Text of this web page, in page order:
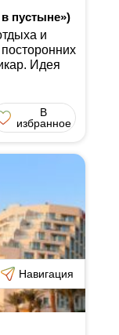
пустыне»)
и
Идея
В
избранное
Навигация